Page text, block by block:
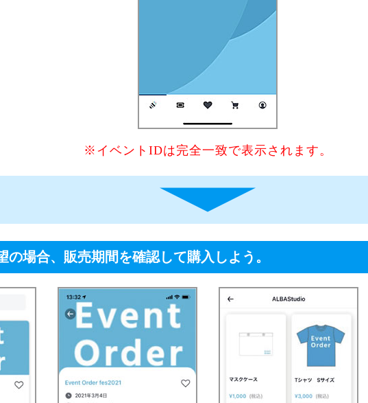
※イベントIDは完全一致で表示されます。
場合、販売期間を確認して購入しよう。